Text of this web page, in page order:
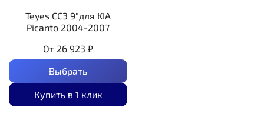
Teyes CC3 9"для KIA
Picanto 2004-2007
От 26 923 ₽
Выбрать
Купить в 1 клик